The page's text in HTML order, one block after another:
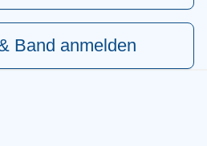
Band anmelden